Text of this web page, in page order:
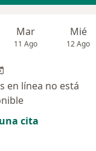
Mar
11 Ago
Mié
12 Ago
en línea no está
cita